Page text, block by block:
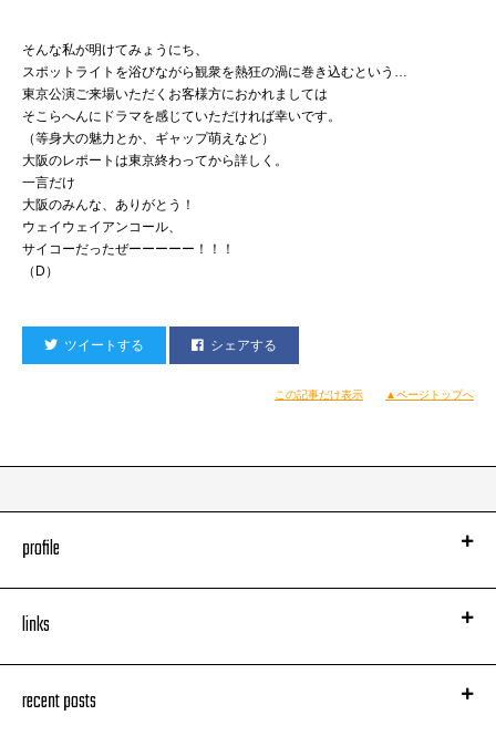
そんな私が明けてみょうにち、
スポットライトを浴びながら観衆を熱狂の渦に巻き込むという…
東京公演ご来場いただくお客様方におかれましては
そこらへんにドラマを感じていただければ幸いです。
（等身大の魅力とか、ギャップ萌えなど）
大阪のレポートは東京終わってから詳しく。
一言だけ
大阪のみんな、ありがとう！
ウェイウェイアンコール、
サイコーだったぜーーーーー！！！
（D）
ツイートする シェアする
この記事だけ表示 ▲ページトップへ
profile
links
recent posts